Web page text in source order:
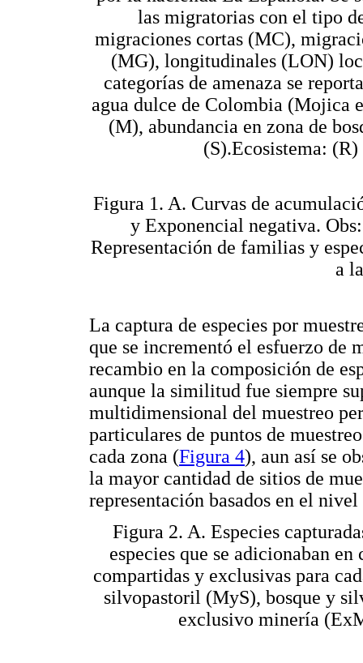
las migratorias con el tipo
migraciones cortas (MC),
(MG), longitudinales (LON)
categorías de amenaza se
agua dulce de Colombia (Mojica
(M), abundancia en zona de
(S).Ecosistema:
Figura 1. A. Curvas de
y Exponencial negativa.
Representación de familias y
a
La captura de especies por
que se incrementó el esfuerzo de
recambio en la composición de
aunque la similitud fue siempre
multidimensional del muestreo
particulares de puntos de
cada zona (Figura 4), aun así se
la mayor cantidad de sitios de
representación basados en el
Figura 2. A. Especies
especies que se adicionaban
compartidas y exclusivas para
silvopastoril (MyS), bosque y
exclusivo minería